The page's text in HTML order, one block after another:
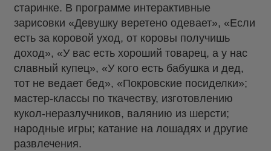
старинке. В программе интерактивные
зарисовки «Девушку веретено одевает», «Если
есть за коровой уход, от коровы получишь
доход», «У вас есть хороший товарец, а у нас
славный купец», «У кого есть бабушка и дед,
тот не ведает бед», «Покровские посиделки»;
мастер-классы по ткачеству, изготовлению
кукол-неразлучников, валянию из шерсти;
народные игры; катание на лошадях и другие
развлечения.